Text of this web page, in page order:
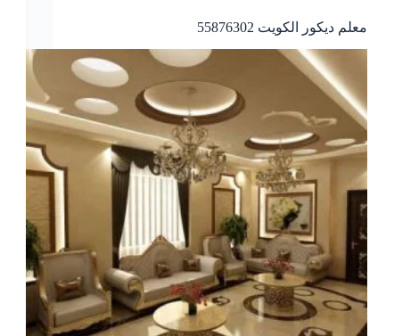
معلم ديكور الكويت 55876302